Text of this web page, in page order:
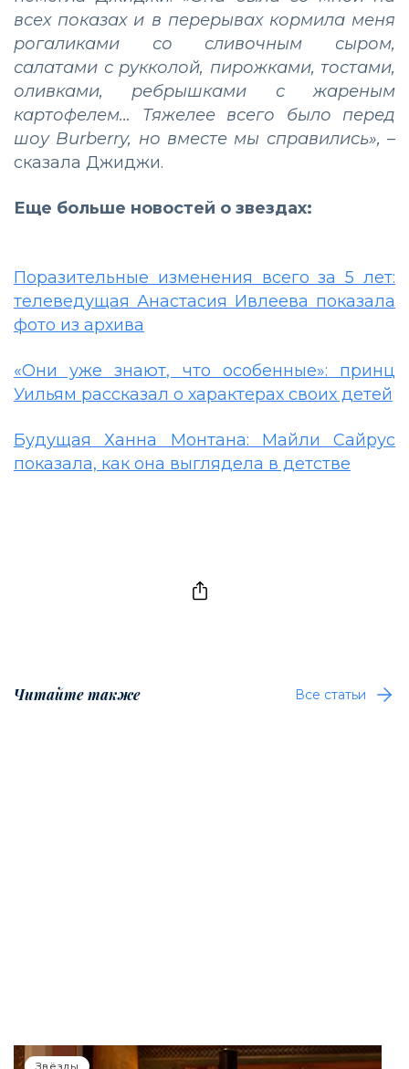
всех показах и в перерывах кормила меня
рогаликами со сливочным сыром,
салатами с рукколой, пирожками, тостами,
оливками, ребрышками с жареным
картофелем… Тяжелее всего было перед
шоу Burberry, но вместе мы справились», –
сказала Джиджи.
Еще больше новостей о звездах:
Поразительные изменения всего за 5 лет:
телеведущая Анастасия Ивлеева показала
фото из архива
«Они уже знают, что особенные»: принц
Уильям рассказал о характерах своих детей
Будущая Ханна Монтана: Майли Сайрус
показала, как она выглядела в детстве
Читайте также Все статьи
Звёзды